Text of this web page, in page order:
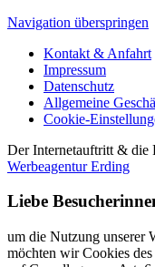
Navigation überspringen
Kontakt & Anfahrt
Impressum
Datenschutz
Allgemeine
Cookie-
Der Internetauftritt & die
Werbeagentur Erding
Liebe
um die Nutzung unserer
möchten wir Cookies